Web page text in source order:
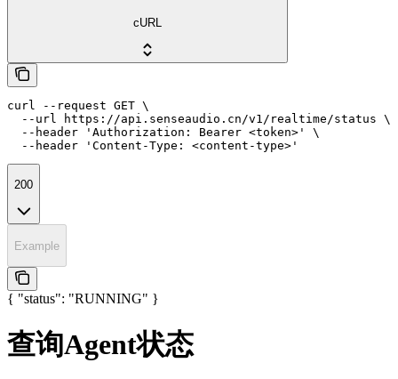
cURL
curl --request GET \
  --url https://api.senseaudio.cn/v1/realtime/status \
  --header 'Authorization: Bearer <token>' \
  --header 'Content-Type: <content-type>'
200
Example
{ "status": "RUNNING" }
查询Agent状态